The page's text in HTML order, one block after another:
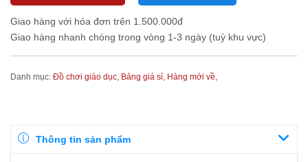
Giao hàng với hóa đơn trên 1.500.000đ
Giao hàng nhanh chóng trong vòng 1-3 ngày (tuỳ khu vực)
Danh mục: Đồ chơi giáo dục, Bảng giá sỉ, Hàng mới về,
Thông tin sản phẩm